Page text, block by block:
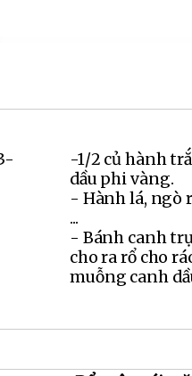
-1/2 củ hành
dầu phi vàng.
- Hành lá, ngò
...
- Bánh canh
cho ra rổ cho
muỗng canh